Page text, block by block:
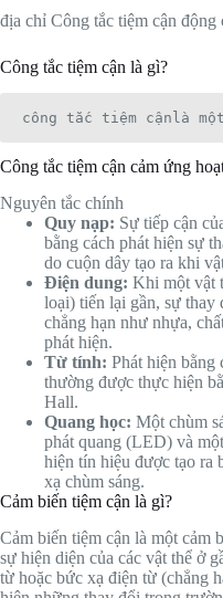
địa chỉ Công tắc tiệm cận động
Công tắc tiệm cận là gì?
công tắc tiệm cận là một
Công tắc tiệm cận cảm ứng
Nguyên tắc chính
Quy nạp: Sự tiếp cận
bằng cách phát hiện sự
do cuộn dây tạo ra khi
Điện dung: Khi một vật
loại) tiến lại gần, sự thay
chẳng hạn như nhựa,
phát hiện.
Từ tính: Phát hiện bằng
thường được thực hiện
Hall.
Quang học: Một chùm
phát quang (LED) và
hiện tín hiệu được tạo ra
xạ chùm sáng.
Cảm biến tiệm cận là gì?
Cảm biến tiệm cận là một cảm
sự hiện diện của các vật thể ở
từ hoặc bức xạ điện từ (chẳng